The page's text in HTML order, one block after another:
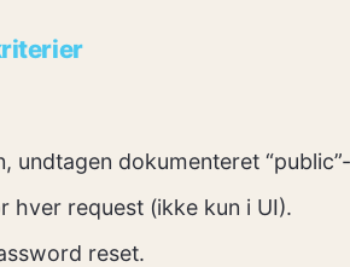
dokumenteret
hver request (ikke kun i UI).
reset.